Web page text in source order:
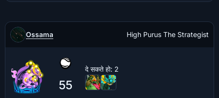
Ossama High Purus The Strategist
55
दे सकते हो: 2